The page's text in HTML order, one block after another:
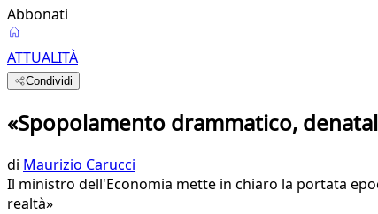
Abbonati
ATTUALITÀ
Condividi
«Spopolamento drammatico,
di Maurizio Carucci
Il ministro dell'Economia mette in chiaro la portata
realtà»